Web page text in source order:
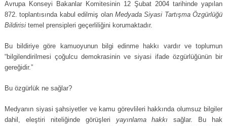
Avrupa Konseyi Bakanlar Komitesinin 12 Şubat 2004 tarihinde yapılan
872. toplantısında kabul edilmiş olanMedyada Siyasi Tartışma Özgürlüğü
Bildirisi temel prensipleri geçerliliğini korumaktadır.
Bu bildiriye göre kamuoyunun bilgi edinme hakkı vardır ve toplumun
“bilgilendirilmesi çoğulcu demokrasinin ve siyasi ifade özgürlüğünün bir
gereğidir.”
Bu özgürlük ne sağlar?
Medyanın siyasi şahsiyetler ve kamu görevlileri hakkında olumsuz bilgiler
dahil, eleştiri niteliğinde görüşleri yayınlama hakkı sağlar. Bu hak